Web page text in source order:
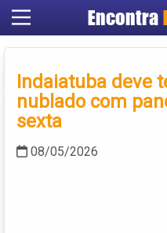
Encontra
Indaiatuba deve
nublado com
sexta
08/05/2026